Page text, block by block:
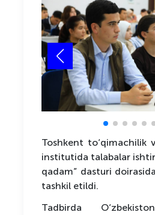
Toshkent to‘qimachilik
institutida talabalar
qadam” dasturi
tashkil etildi.
Tadbirda